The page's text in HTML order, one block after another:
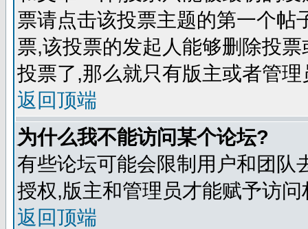
票请点击该投票主题的第一个帖
票,该投票的发起人能够删除投
投票了,那么就只有版主或者管
返回顶端
为什么我不能访问某个论坛?
有些论坛可能会限制用户和团队
授权,版主和管理员才能赋予访
返回顶端